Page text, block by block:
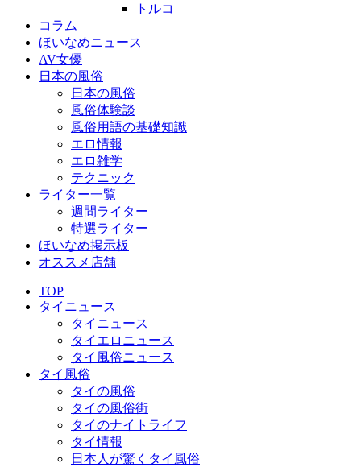
トルコ
コラム
ほいなめニュース
AV女優
日本の風俗
日本の風俗
風俗体験談
風俗用語の基礎知識
エロ情報
エロ雑学
テクニック
ライター一覧
週間ライター
特選ライター
ほいなめ掲示板
オススメ店舗
TOP
タイニュース
タイニュース
タイエロニュース
タイ風俗ニュース
タイ風俗
タイの風俗
タイの風俗街
タイのナイトライフ
タイ情報
日本人が驚くタイ風俗